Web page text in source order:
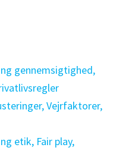
gennemsigtighed,
Vejrfaktorer,
etik, Fair play,